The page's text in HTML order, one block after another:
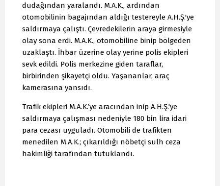
dudağından yaralandı. M.A.K., ardından
otomobilinin bagajından aldığı testereyle A.H.Ş.'ye
saldırmaya çalıştı. Çevredekilerin araya girmesiyle
olay sona erdi. M.A.K., otomobiline binip bölgeden
uzaklaştı. İhbar üzerine olay yerine polis ekipleri
sevk edildi. Polis merkezine giden taraflar,
birbirinden şikayetçi oldu. Yaşananlar, araç
kamerasına yansıdı.
Trafik ekipleri M.A.K.’ye aracından inip A.H.Ş.'ye
saldırmaya çalışması nedeniyle 180 bin lira idari
para cezası uyguladı. Otomobili de trafikten
menedilen M.A.K.; çıkarıldığı nöbetçi sulh ceza
hakimliği tarafından tutuklandı.